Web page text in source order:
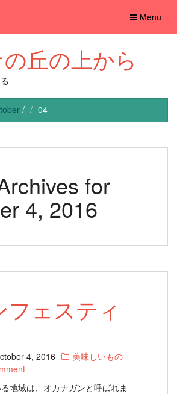
Toggle
Menu
丘の上から
/ 04
for
4, 2016
フェスティ
4, 2016
美味しいもの
地域は、オカナガンと呼ばれま